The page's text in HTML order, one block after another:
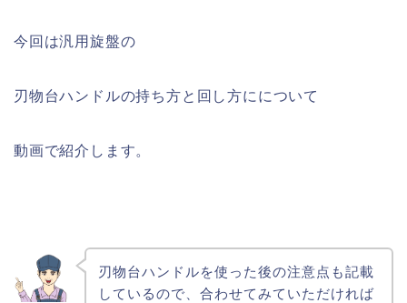
今回は汎用旋盤の
刃物台ハンドルの持ち方と回し方にについて
動画で紹介します。
刃物台ハンドルを使った後の注意点も記載
しているので、合わせてみていただければ